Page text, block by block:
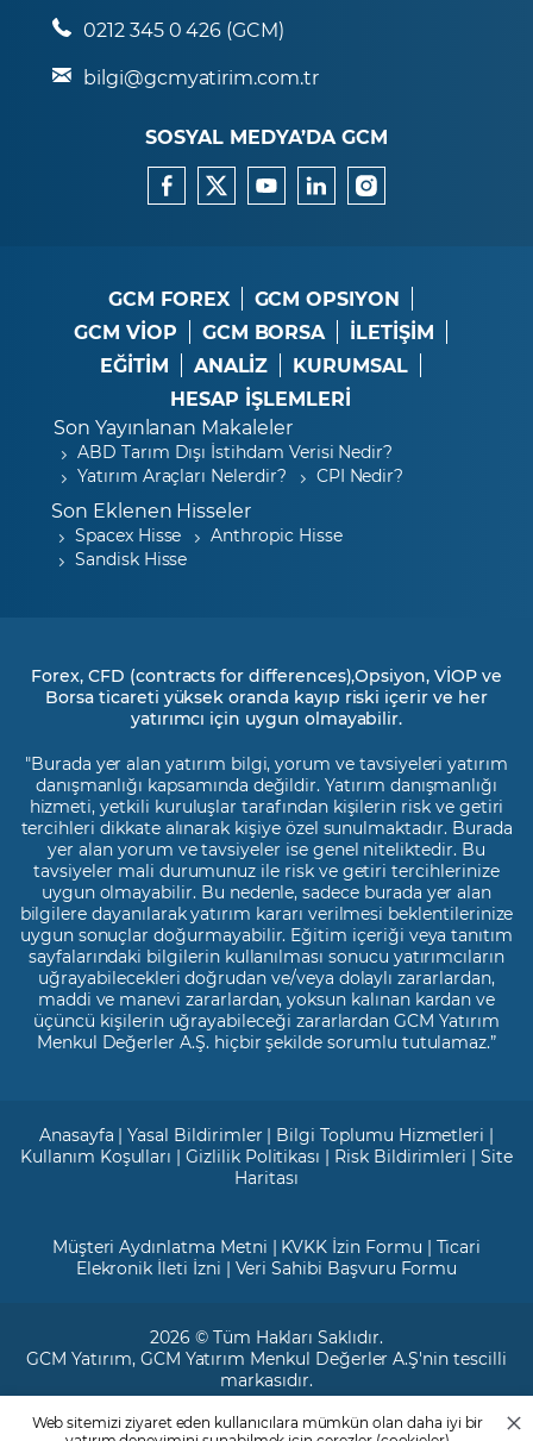
0212 345 0 426 (GCM)
bilgi@gcmyatirim.com.tr
SOSYAL MEDYA’DA GCM
GCM FOREX
GCM OPSIYON
GCM VİOP
GCM BORSA
İLETİŞİM
EĞİTİM
ANALİZ
KURUMSAL
HESAP İŞLEMLERİ
Son Yayınlanan Makaleler
ABD Tarım Dışı İstihdam Verisi Nedir?
Yatırım Araçları Nelerdir?
CPI Nedir?
Son Eklenen Hisseler
Spacex Hisse
Anthropic Hisse
Sandisk Hisse
Forex, CFD (contracts for differences),Opsiyon, VİOP ve
Borsa ticareti yüksek oranda kayıp riski içerir ve her
yatırımcı için uygun olmayabilir.
"Burada yer alan yatırım bilgi, yorum ve tavsiyeleri yatırım
danışmanlığı kapsamında değildir. Yatırım danışmanlığı
hizmeti, yetkili kuruluşlar tarafından kişilerin risk ve getiri
tercihleri dikkate alınarak kişiye özel sunulmaktadır. Burada
yer alan yorum ve tavsiyeler ise genel niteliktedir. Bu
tavsiyeler mali durumunuz ile risk ve getiri tercihlerinize
uygun olmayabilir. Bu nedenle, sadece burada yer alan
bilgilere dayanılarak yatırım kararı verilmesi beklentilerinize
uygun sonuçlar doğurmayabilir. Eğitim içeriği veya tanıtım
sayfalarındaki bilgilerin kullanılması sonucu yatırımcıların
uğrayabilecekleri doğrudan ve/veya dolaylı zararlardan,
maddi ve manevi zararlardan, yoksun kalınan kardan ve
üçüncü kişilerin uğrayabileceği zararlardan GCM Yatırım
Menkul Değerler A.Ş. hiçbir şekilde sorumlu tutulamaz.”
Anasayfa |Yasal Bildirimler | Bilgi Toplumu Hizmetleri |
Kullanım Koşulları |Gizlilik Politikası | Risk Bildirimleri |Site
Haritası
Müşteri Aydınlatma Metni | KVKK İzin Formu | Ticari
Elekronik İleti İzni | Veri Sahibi Başvuru Formu
2026 © Tüm Hakları Saklıdır.
GCM Yatırım, GCM Yatırım Menkul Değerler A.Ş'nin tescilli
markasıdır.
Ticari Sicil No: 799649
Web sitemizi ziyaret eden kullanıcılara mümkün olan daha iyi bir